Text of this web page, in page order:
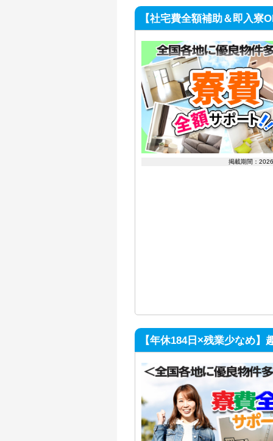
【社宅費全額補助＆即入
掲載期間：
【年休184日×残業少なめ